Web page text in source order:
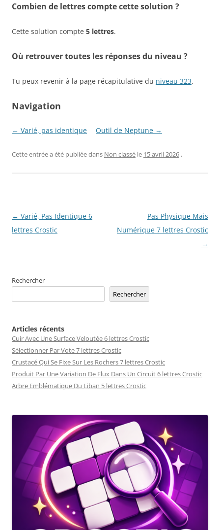
Combien de lettres compte cette solution ?
Cette solution compte 5 lettres.
Où retrouver toutes les réponses du niveau ?
Tu peux revenir à la page récapitulative du niveau 323.
Navigation
← Varié, pas identique Outil de Neptune →
Cette entrée a été publiée dans Non classé le 15 avril 2026 .
Navigation
des
← Varié, Pas Identique 6
lettres Crostic
Pas Physique Mais
Numérique 7 lettres Crostic
→
Rechercher
Rechercher
Articles récents
Cuir Avec Une Surface Veloutée 6 lettres Crostic
Sélectionner Par Vote 7 lettres Crostic
Crustacé Qui Se Fixe Sur Les Rochers 7 lettres Crostic
Produit Par Une Variation De Flux Dans Un Circuit 6 lettres Crostic
Arbre Emblématique Du Liban 5 lettres Crostic